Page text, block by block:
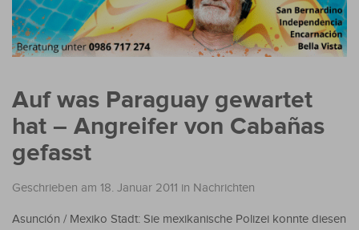
Auf was Paraguay gewartet
hat – Angreifer von Cabañas
gefasst
Geschrieben am 18. Januar 2011 in Nachrichten
Asunción / Mexiko Stadt: Sie mexikanische Polizei konnte diesen